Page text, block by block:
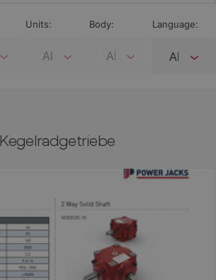
Units: Body: Language:
Kegelradgetriebe